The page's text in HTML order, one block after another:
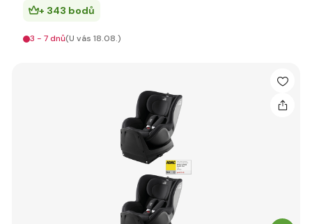
+ 343 bodů
3 - 7 dnů(U vás 18.08.)